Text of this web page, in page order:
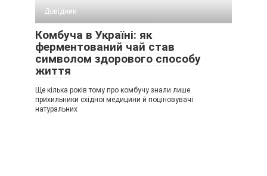
Довідник
Комбуча в Україні: як
ферментований чай став
символом здорового способу
життя
Ще кілька років тому про комбучу знали лише
прихильники східної медицини й поціновувачі
натуральних